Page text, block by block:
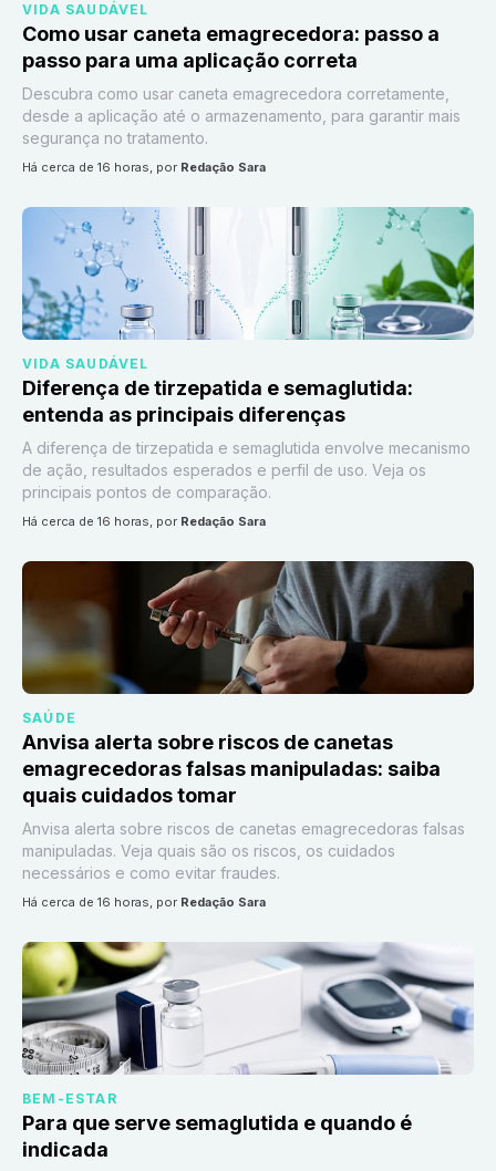
VIDA SAUDÁVEL
Como usar caneta emagrecedora: passo a
passo para uma aplicação correta
Descubra como usar caneta emagrecedora corretamente,
desde a aplicação até o armazenamento, para garantir mais
segurança no tratamento.
há cerca de 16 horas, por Redação Sara
VIDA SAUDÁVEL
Diferença de tirzepatida e semaglutida:
entenda as principais diferenças
A diferença de tirzepatida e semaglutida envolve mecanismo
de ação, resultados esperados e perfil de uso. Veja os
principais pontos de comparação.
há cerca de 16 horas, por Redação Sara
SAÚDE
Anvisa alerta sobre riscos de canetas
emagrecedoras falsas manipuladas: saiba
quais cuidados tomar
Anvisa alerta sobre riscos de canetas emagrecedoras falsas
manipuladas. Veja quais são os riscos, os cuidados
necessários e como evitar fraudes.
há cerca de 16 horas, por Redação Sara
BEM-ESTAR
Para que serve semaglutida e quando é
indicada